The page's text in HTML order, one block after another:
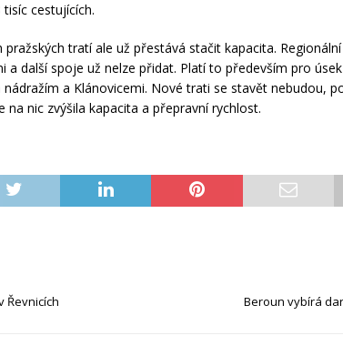
cestujících.
pražských tratí ale už přestává stačit kapacita.
a další spoje už nelze přidat. Platí to především pro
a Klánovicemi. Nové trati se stavět nebudou,
na nic zvýšila kapacita a přepravní rychlost.
Řevnicích Beroun vybírá